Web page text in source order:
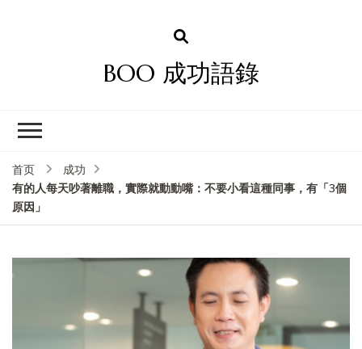
BOO 成功語錄
首页
成功
有的人每天吵著離職，實際就動動嘴：不要小看這種同事，有「3個
原因」